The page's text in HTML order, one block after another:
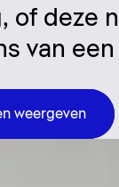
of deze
van
weergeven